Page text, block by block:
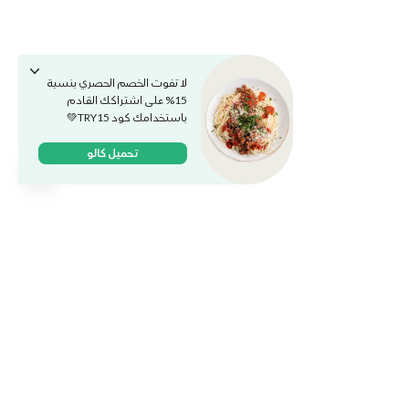
لا تفوت الخصم الحصري بنسبة
15% على اشتراكك القادم
باستخدامك كود TRY15💚
تحميل كالو